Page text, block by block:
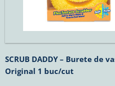
SCRUB DADDY – Burete de
Original 1 buc/cut